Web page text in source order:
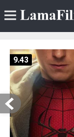
9.43